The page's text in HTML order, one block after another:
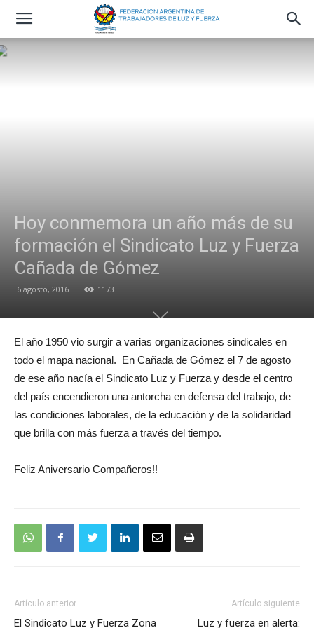
Hoy conmemora un año más de su
formación el Sindicato Luz y Fuerza
Cañada de Gómez
6 agosto, 2016 1173
El año 1950 vio surgir a varias organizaciones sindicales en
todo el mapa nacional. En Cañada de Gómez el 7 de agosto
de ese año nacía el Sindicato Luz y Fuerza y desde el centro
del país encendieron una antorcha en defensa del trabajo, de
las condiciones laborales, de la educación y de la solidaridad
que brilla con más fuerza a través del tiempo.
Feliz Aniversario Compañeros!!
Artículo anterior
El Sindicato Luz y Fuerza Zona
Artículo siguiente
Luz y fuerza en alerta: